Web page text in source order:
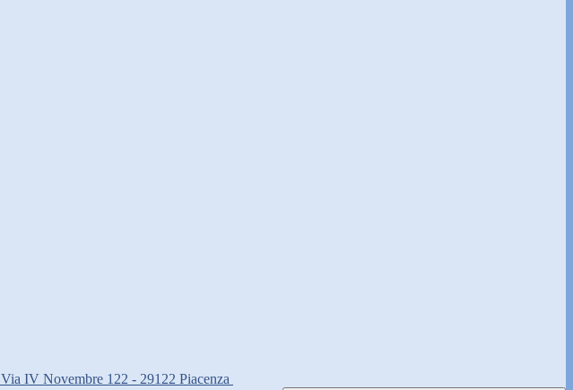
Via IV Novembre 122 - 29122 Piacenza